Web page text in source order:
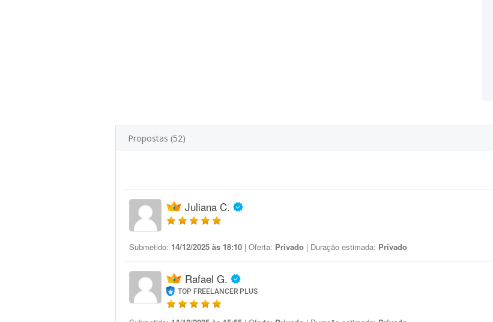
Propostas (52)
Juliana C.
Submetido: 14/12/2025 às 18:10 | Oferta: Privado | Duração estimada: Privado
Rafael G.
TOP FREELANCER PLUS